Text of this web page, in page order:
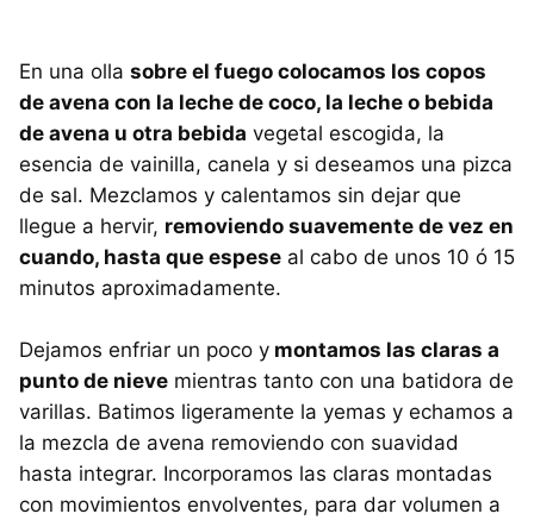
En una olla sobre el fuego colocamos los copos
de avena con la leche de coco, la leche o bebida
de avena u otra bebida vegetal escogida, la
esencia de vainilla, canela y si deseamos una pizca
de sal. Mezclamos y calentamos sin dejar que
llegue a hervir, removiendo suavemente de vez en
cuando, hasta que espese al cabo de unos 10 ó 15
minutos aproximadamente.
Dejamos enfriar un poco y montamos las claras a
punto de nieve mientras tanto con una batidora de
varillas. Batimos ligeramente la yemas y echamos a
la mezcla de avena removiendo con suavidad
hasta integrar. Incorporamos las claras montadas
con movimientos envolventes, para dar volumen a